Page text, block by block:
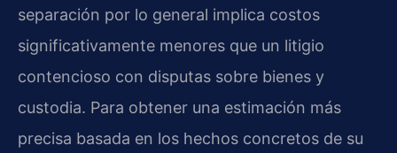
separación por lo general implica costos
significativamente menores que un litigio
contencioso con disputas sobre bienes y
custodia. Para obtener una estimación más
precisa basada en los hechos concretos de su